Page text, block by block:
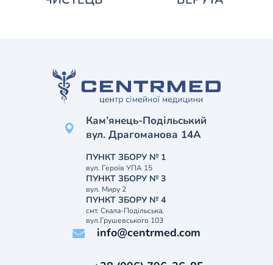
Кам’янець-Подільський
вул. Драгоманова 14А
ПУНКТ ЗБОРУ № 1
вул. Героїв УПА 15
ПУНКТ ЗБОРУ № 3
вул. Миру 2
ПУНКТ ЗБОРУ № 4
смт. Скала-Подільська,
вул.Грушевського 103
info@centrmed.com